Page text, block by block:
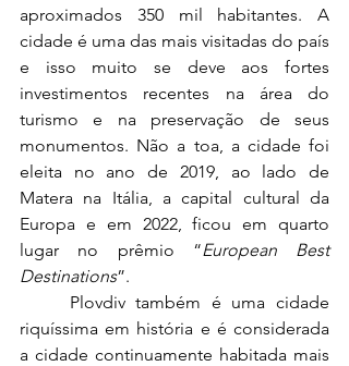
aproximados 350 mil habitantes. A
cidade é uma das mais visitadas do país
e isso muito se deve aos fortes
investimentos recentes na área do
turismo e na preservação de seus
monumentos. Não a toa, a cidade foi
eleita no ano de 2019, ao lado de
Matera na Itália, a capital cultural da
Europa e em 2022, ficou em quarto
lugar no prêmio “European Best
Destinations”.
riquíssima em história e é considerada
a cidade continuamente habitada mais